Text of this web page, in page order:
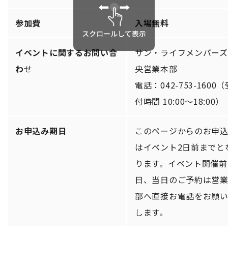
参加費 入場無料
イベントに関するお問い合
わせ
サン・ライフメンバー
央営業本部
電話：042-753-1600（
付時間 10:00〜18:00）
お申込み期日
このページからのお申
はイベント2日前までと
ります。イベント開催前
日、当日のご予約は営
部へ直接お電話をお願
します。